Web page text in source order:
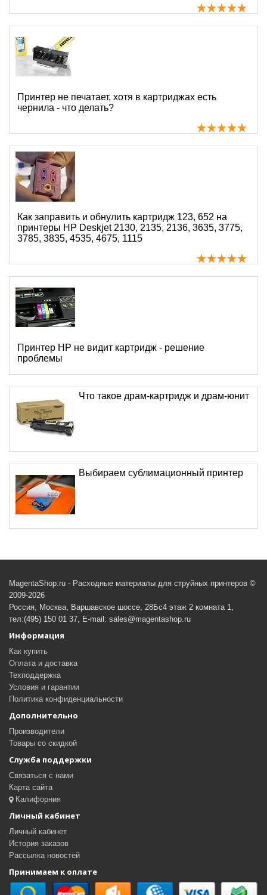
Принтер не печатает, хотя в картриджах есть
чернила - что делать?
Как заправить и обнулить картридж 123, 652 на
принтеры HP Deskjet 2130, 2135, 2136, 3635, 3775,
3785, 3835, 4535, 4675, 1115
Принтер HP не видит картридж - решение
проблемы
Что такое драм-картридж и драм-юнит
Выбираем сублимационный принтер
MagentaShop.ru - Расходные материалы для струйных принтеров ©
2009-2026
Россия, Москва, Варшавское шоссе, 28Бс4 этаж 2 комната 1,
тел:(495) 150 01 37, E-mail: sales@magentashop.ru
Информация
Как купить
Оплата и доставка
Техподдержка
Условия и гарантии
Политика конфиденциальности
Дополнительно
Производители
Товары со скидкой
Служба поддержки
Связаться с нами
Карта сайта
Калифорния
Личный кабинет
Личный кабинет
История заказов
Рассылка новостей
Принимаем к оплате